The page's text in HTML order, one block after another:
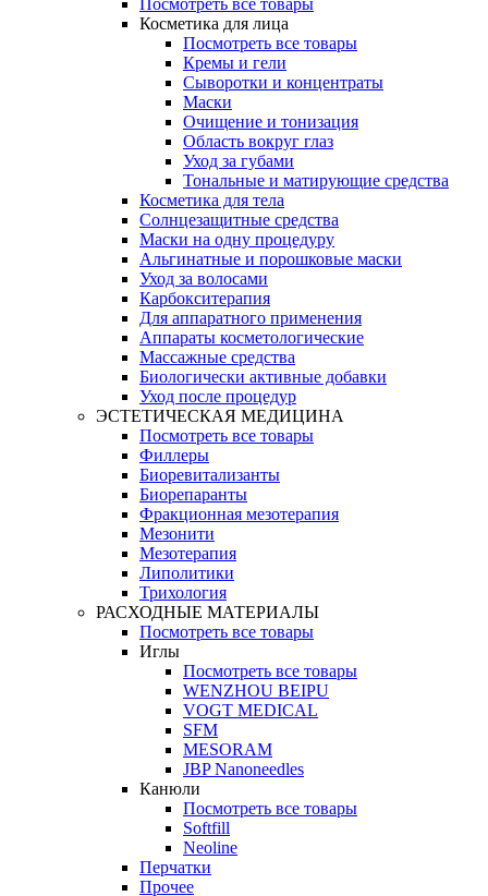
Посмотреть все товары
Косметика для лица
Посмотреть все товары
Кремы и гели
Сыворотки и концентраты
Маски
Очищение и тонизация
Область вокруг глаз
Уход за губами
Тональные и матирующие средства
Косметика для тела
Солнцезащитные средства
Маски на одну процедуру
Альгинатные и порошковые маски
Уход за волосами
Карбокситерапия
Для аппаратного применения
Аппараты косметологические
Массажные средства
Биологически активные добавки
Уход после процедур
ЭСТЕТИЧЕСКАЯ МЕДИЦИНА
Посмотреть все товары
Филлеры
Биоревитализанты
Биорепаранты
Фракционная мезотерапия
Мезонити
Мезотерапия
Липолитики
Трихология
РАСХОДНЫЕ МАТЕРИАЛЫ
Посмотреть все товары
Иглы
Посмотреть все товары
WENZHOU BEIPU
VOGT MEDICAL
SFM
MESORAM
JBP Nanoneedles
Канюли
Посмотреть все товары
Softfill
Neoline
Перчатки
Прочее